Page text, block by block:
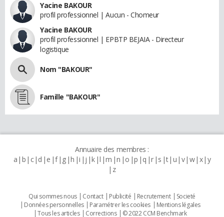
Yacine BAKOUR
profil professionnel | Aucun - Chomeur
Yacine BAKOUR
profil professionnel | EPBTP BEJAIA - Directeur
logistique
Nom "BAKOUR"
Famille "BAKOUR"
Annuaire des membres :
a b c d e f g h i j k l m n o p q r s t u v w x y
z
Qui sommes nous Contact Publicité Recrutement
Societé
Données personnelles
Paramétrer les cookies
Mentions légales
Tous les articles
Corrections © 2022 CCM Benchmark